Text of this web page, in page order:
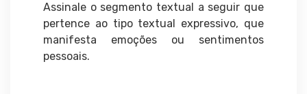
Assinale o segmento textual a seguir que
pertence ao tipo textual expressivo, que
manifesta emoções ou sentimentos
pessoais.